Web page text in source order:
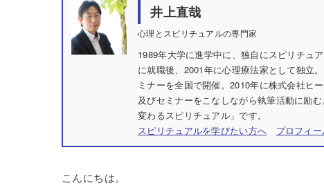
井上直哉
心理とスピリチュアルの専門家
1989年大学に進学中に、独自にスピリチュ
に就職後、2001年に心理療法家として独立
ミナーを全国で開催。2010年に株式会社ヒ
及びセミナーをこなしながら執筆活動に励
変わるスピリチュアル」です。
スピリチュアルを学びたい方へ
プロフィ
こんにちは。